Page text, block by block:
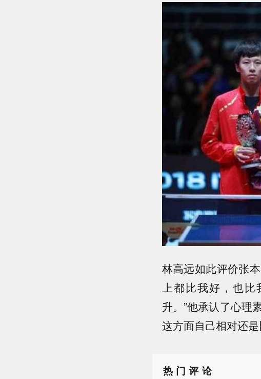
林高远如此评价张
上都比我好，也
升。”他承认了心理
这方面自己相对还
热门评论